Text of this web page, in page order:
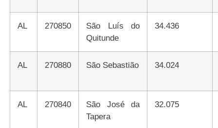
AL 270850
São Luís do
Quitunde
34.436
AL 270880 São Sebastião 34.024
AL 270840
São José da
Tapera
32.075